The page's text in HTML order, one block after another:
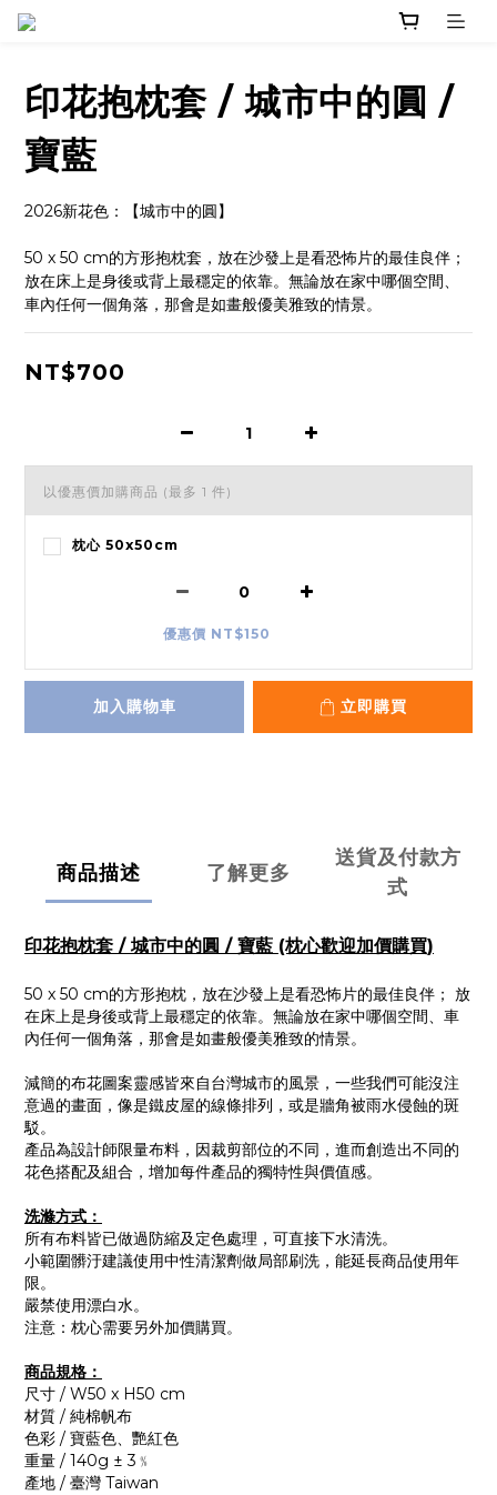
印花抱枕套 / 城市中的圓 /
寶藍
2026新花色：【城市中的圓】
50 x 50 cm的方形抱枕套，放在沙發上是看恐怖片的最佳良伴；
放在床上是身後或背上最穩定的依靠。無論放在家中哪個空間、
車內任何一個角落，那會是如畫般優美雅致的情景。
NT$700
以優惠價加購商品 (最多 1 件)
枕心 50x50cm
優惠價 NT$150
加入購物車 立即購買
商品描述 了解更多
送貨及付款方
式
印花抱枕套 / 城市中的圓 / 寶藍 (枕心歡迎加價購買)
50 x 50 cm的方形抱枕，放在沙發上是看恐怖片的最佳良伴； 放
在床上是身後或背上最穩定的依靠。無論放在家中哪個空間、車
內任何一個角落，那會是如畫般優美雅致的情景。
減簡的布花圖案靈感皆來自台灣城市的風景，一些我們可能沒注
意過的畫面，像是鐵皮屋的線條排列，或是牆角被雨水侵蝕的斑
駁。
產品為設計師限量布料，因裁剪部位的不同，進而創造出不同的
花色搭配及組合，增加每件產品的獨特性與價值感。
洗滌方式：
所有布料皆已做過防縮及定色處理，可直接下水清洗。
小範圍髒汙建議使用中性清潔劑做局部刷洗，能延長商品使用年
限。
嚴禁使用漂白水。
注意：枕心需要另外加價購買。
商品規格：
尺寸 / W50 x H50 cm
材質 / 純棉帆布
色彩 / 寶藍色、艷紅色
重量 / 140g ± 3﹪
產地 / 臺灣 Taiwan